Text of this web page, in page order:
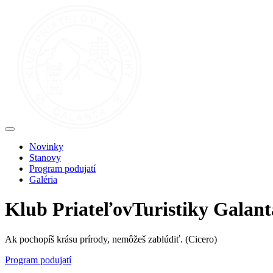
Novinky
Stanovy
Program podujatí
Galéria
Klub PriateľovTuristiky
Ak pochopíš krásu prírody, nemôžeš zablúdiť. (Cicero)
Program podujatí